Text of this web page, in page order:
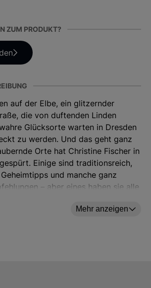
ZUM PRODUKT?
auf der Elbe, ein glitzernder
die von duftenden Linden
Glücksorte warten in Dresden
zu werden. Und das geht ganz
Orte hat Christine Fischer in
Einige sind traditionsreich,
und manche ganz
– aber eines haben sie alle
häufig bereits vor der eigenen
Mehr anzeigen